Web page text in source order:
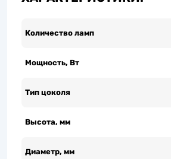
Количество ламп
Мощность, Вт
Тип цоколя
Высота, мм
Диаметр, мм